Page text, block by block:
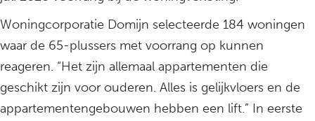
Woningcorporatie Domijn selecteerde 184 woningen
waar de 65-plussers met voorrang op kunnen
reageren. “Het zijn allemaal appartementen die
geschikt zijn voor ouderen. Alles is gelijkvloers en de
appartementengebouwen hebben een lift.” In eerste